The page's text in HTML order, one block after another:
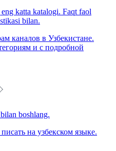
katta katalogi. Faqt faol
bilan.
каналов в Узбекистане.
и с подробной
boshlang.
на узбекском языке.